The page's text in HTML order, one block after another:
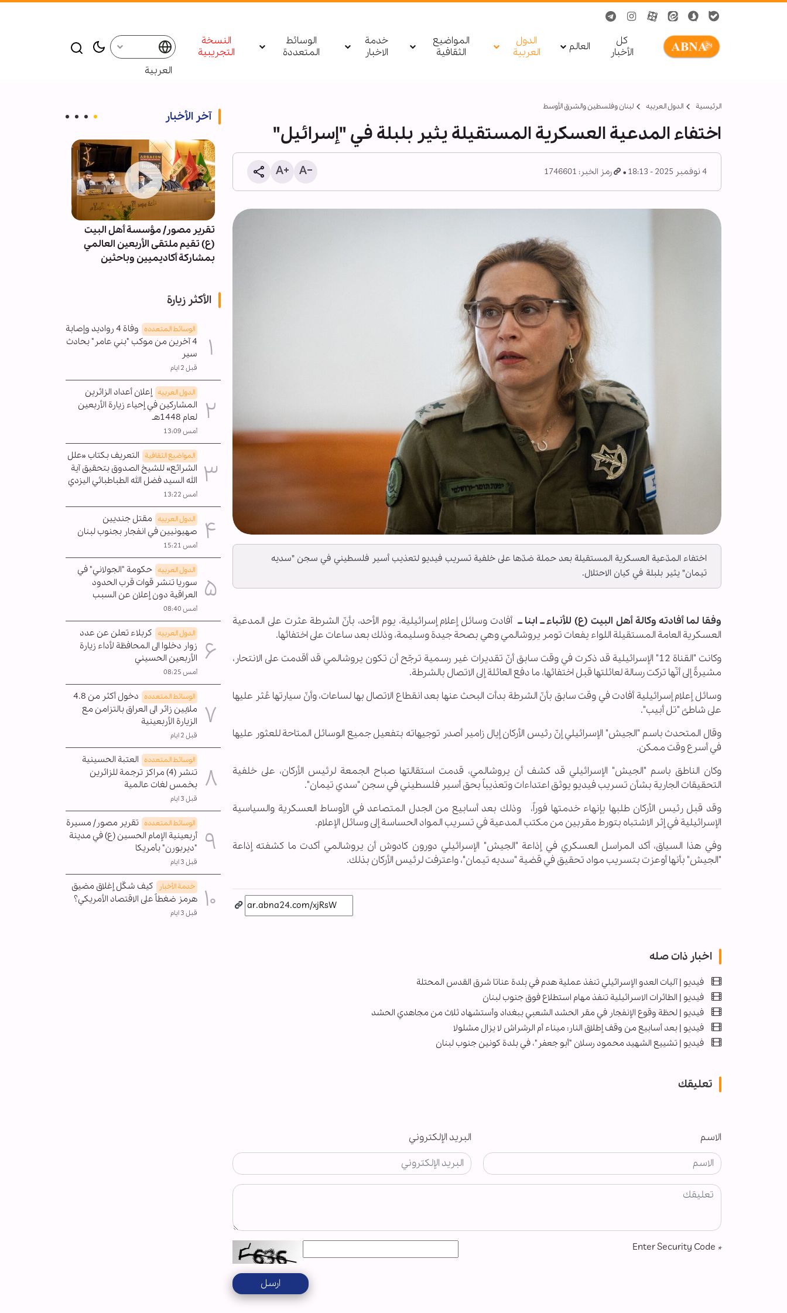
کل
الأخبار
العالم
الدول
العربیة
المواضيع
الثقافية
خدمة
الاخبار
الوسائط
المتعددة
النسخة
التجريبية
العربية
الرئيسية الدول العربیه لبنان وفلسطين والشرق الأوسط
اختفاء المدعية العسكرية المستقيلة يثير بلبلة في "إسرائيل"
4 نوفمبر 2025 - 18:13 رمز الخبر: 1746601
اختفاء المدّعية العسكرية المستقيلة بعد حملة ضدّها على خلفية تسريب فيديو لتعذيب أسير فلسطيني في سجن "سديه
تيمان" يثير بلبلة في كيان الاحتلال.
وفقا لما أفادته وكالة أهل البيت (ع) للأنباء ــ ابنا ــأفادت وسائل إعلام إسرائيلية، يوم الأحد، بأنّ الشرطة عثرت على المدعية
العسكرية العامة المستقيلة اللواء يفعات تومر يروشالمي وهي بصحة جيدة وسليمة، وذلك بعد ساعات على اختفائها.
وكانت "القناة 12" الإسرائيلية قد ذكرت في وقت سابق أنّ تقديرات غير رسمية ترجّح أن تكون يروشالمي قد أقدمت على الانتحار،
مشيرةً إلى أنّها تركت رسالة لعائلتها قبل اختفائها، ما دفع العائلة إلى الاتصال بالشرطة.
وسائل إعلام إسرائيلية أفادت في وقت سابق بأنّ الشرطة بدأت البحث عنها بعد انقطاع الاتصال بها لساعات، وأنّ سيارتها عُثر عليها
على شاطئ "تل أبيب".
وقال المتحدث باسم "الجيش" الإسرائيلي إنّ رئيس الأركان إيال زامير أصدر توجيهاته بتفعيل جميع الوسائل المتاحة للعثور عليها
في أسرع وقت ممكن.
وكان الناطق باسم "الجيش" الإسرائيلي قد كشف أن يروشالمي، قدمت استقالتها صباح الجمعة لرئيس الأركان، على خلفية
التحقيقات الجارية بشأن تسريب فيديو يوثق اعتداءات وتعذيباً بحق أسير فلسطيني في سجن "سدي تيمان".
وقد قبل رئيس الأركان طلبها بإنهاء خدمتها فوراً، وذلك بعد أسابيع من الجدل المتصاعد في الأوساط العسكرية والسياسية
الإسرائيلية في إثر الاشتباه بتورط مقربين من مكتب المدعية في تسريب المواد الحساسة إلى وسائل الإعلام.
وفي هذا السياق، أكد المراسل العسكري في إذاعة "الجيش" الإسرائيلي دورون كادوش أن يروشالمي أكدت ما كشفته إذاعة
"الجيش" بأنها أوعزت بتسريب مواد تحقيق في قضية "سديه تيمان"، واعترفت لرئيس الأركان بذلك.
اخبار ذات صله
فيديو | آليات العدو الإسرائيلي تنفذ عملية هدم في بلدة عناتا شرق القدس المحتلة
فيديو | الطائرات الاسرائيلية تنفذ مهام استطلاع فوق جنوب لبنان
فيديو | لحظة وقوع الإنفجار في مقر الحشد الشعبي ببغداد وأستشهاد ثلاث من مجاهدي الحشد
فيديو | بعد أسابيع من وقف إطلاق النار: ميناء أم الرشراش لا يزال مشلولا
فيديو | تشييع الشهيد محمود رسلان "أبو جعفر"، في بلدة كونين جنوب لبنان
تعليقك
الاسم البريد الإلكتروني
*
ارسل
آخر الأخبار
تقرير مصور/ مؤسسة أهل البيت
(ع) تقيم ملتقى الأربعين العالمي
بمشاركة أكاديميين وباحثين
الأكثر زيارة
الوسائط المتعدده
وفاة 4 رواديد وإصابة
4 آخرين من موكب "بني عامر" بحادث
سير
قبل 2 ايام
الدول العربیه إعلان أعداد الزائرين
المشاركين في إحياء زيارة الأربعين
لعام 1448هـ
أمس 13:09
المواضیع الثقافية التعريف بكتاب «علل
الشرائع» للشيخ الصدوق بتحقيق آية
الله السيد فضل الله الطباطبائي اليزدي
أمس 13:22
الدول العربیه مقتل جنديين
صهيونيين في انفجار بجنوب لبنان
أمس 15:21
الدول العربیه حكومة "الجولاني" في
سوريا تنشر قوات قرب الحدود
العراقية دون إعلان عن السبب
أمس 08:40
الدول العربیه كربلاء تعلن عن عدد
زوار دخلوا الى المحافظة لأداء زيارة
الأربعين الحسيني
أمس 08:25
الوسائط المتعدده
دخول أكثر من 4.8
ملايين زائر الى العراق بالتزامن مع
الزيارة الأربعينية
قبل 2 ايام
الوسائط المتعدده العتبة الحسينية
تنشر (4) مراكز ترجمة للزائرين
بخمس لغات عالمية
قبل 3 ايام
الوسائط المتعدده تقرير مصور/ مسيرة
أربعينية الإمام الحسين (ع) في مدينة
"ديربورن" بأمريكا
قبل 3 ايام
خدمة الأخبار
كيف شكّل إغلاق مضيق
هرمز ضغطاً على الاقتصاد الأمريكي؟
قبل 3 ايام